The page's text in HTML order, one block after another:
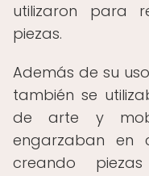
utilizaron para
piezas.
Además de su
también se
de arte y
engarzaban en
creando